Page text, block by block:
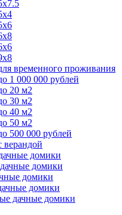
временного проживания
1 000 000 рублей
20 м2
30 м2
40 м2
50 м2
500 000 рублей
верандой
домики
домики
домики
домики
дачные домики